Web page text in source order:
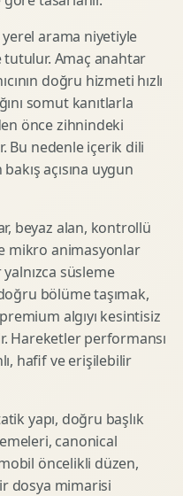
arama niyetiyle
Amaç anahtar
doğru hizmeti hızlı
somut kanıtlarla
önce zihnindeki
Bu nedenle içerik dili
açısına uygun
beyaz alan, kontrollü
mikro animasyonlar
süsleme
bölüme taşımak,
algıyı kesintisiz
Hareketler performansı
hafif ve erişilebilir
yapı, doğru başlık
canonical
öncelikli düzen,
dosya mimarisi